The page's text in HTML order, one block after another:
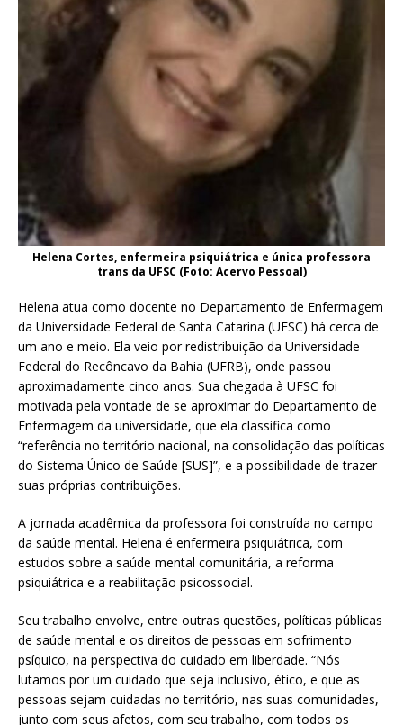
Helena Cortes, enfermeira psiquiátrica e única professora
trans da UFSC (Foto: Acervo Pessoal)
Helena atua como docente no Departamento de Enfermagem
da Universidade Federal de Santa Catarina (UFSC) há cerca de
um ano e meio. Ela veio por redistribuição da Universidade
Federal do Recôncavo da Bahia (UFRB), onde passou
aproximadamente cinco anos. Sua chegada à UFSC foi
motivada pela vontade de se aproximar do Departamento de
Enfermagem da universidade, que ela classifica como
“referência no território nacional, na consolidação das políticas
do Sistema Único de Saúde [SUS]”, e a possibilidade de trazer
suas próprias contribuições.
A jornada acadêmica da professora foi construída no campo
da saúde mental. Helena é enfermeira psiquiátrica, com
estudos sobre a saúde mental comunitária, a reforma
psiquiátrica e a reabilitação psicossocial.
Seu trabalho envolve, entre outras questões, políticas públicas
de saúde mental e os direitos de pessoas em sofrimento
psíquico, na perspectiva do cuidado em liberdade. “Nós
lutamos por um cuidado que seja inclusivo, ético, e que as
pessoas sejam cuidadas no território, nas suas comunidades,
junto com seus afetos, com seu trabalho, com todos os